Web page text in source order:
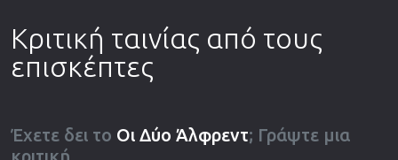
Κριτική ταινίας από τους
επισκέπτες
Έχετε δει το Οι Δύο Άλφρεντ; Γράψτε μια
κριτική